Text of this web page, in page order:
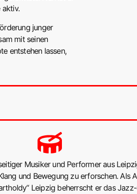
aktiv.
junger
mit seinen
entstehen lassen,
Musiker und Performer aus
und Bewegung zu erforschen. Als
Leipzig beherrscht er das